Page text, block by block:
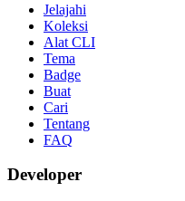
Jelajahi
Koleksi
Alat CLI
Tema
Badge
Buat
Cari
Tentang
FAQ
Developer